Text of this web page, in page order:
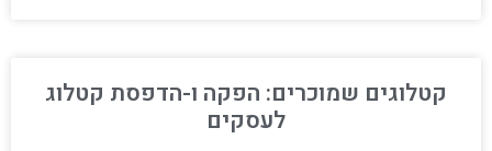
קטלוגים שמוכרים: הפקה ו-הדפסת קטלוג
לעסקים